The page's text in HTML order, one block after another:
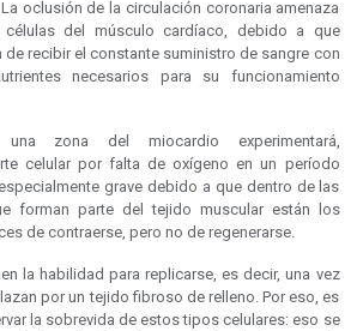
oclusión de la circulación coronaria amenaza
del músculo cardíaco, debido a que
de recibir el constante suministro de sangre con
necesarios para su funcionamiento
zona del miocardio experimentará,
celular por falta de oxígeno en un período
grave debido a que dentro de las
forman parte del tejido muscular están los
de contraerse, pero no de regenerarse.
la habilidad para replicarse, es decir, una vez
por un tejido fibroso de relleno. Por eso, es
la sobrevida de estos tipos celulares: eso se